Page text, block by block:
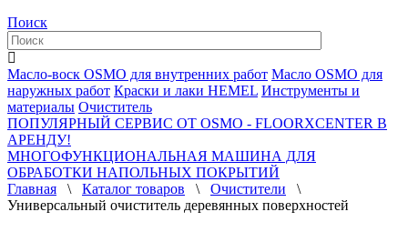
Поиск
Масло-воск OSMO для внутренних работ Масло OSMO для
наружных работ Краски и лаки HEMEL Инструменты и
материалы Очиститель
ПОПУЛЯРНЫЙ СЕРВИС ОТ OSMO - FLOORXCENTER В
АРЕНДУ!
МНОГОФУНКЦИОНАЛЬНАЯ МАШИНА ДЛЯ
ОБРАБОТКИ НАПОЛЬНЫХ ПОКРЫТИЙ
Главная \ Каталог товаров \ Очистители \
Универсальный очиститель деревянных поверхностей